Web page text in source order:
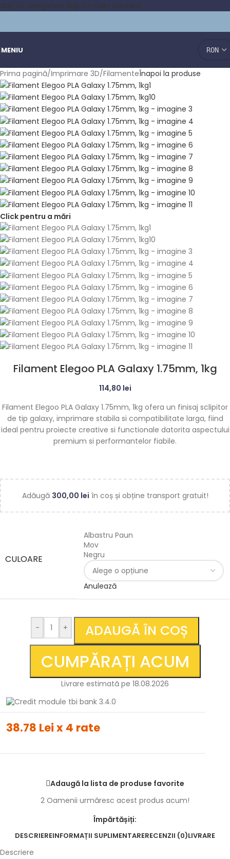
Skip to navigation Skip to main content
MENIU
Prima pagină/Imprimare 3D/FilamenteÎnapoi la produse
Click pentru a mări
Filament Elegoo PLA Galaxy 1.75mm, 1kg
114,80 lei
Filament Elegoo PLA Galaxy 1.75mm, 1kg ofera un finisaj sclipitor
de tip galaxy, imprimare stabila si compatibilitate larga, fiind
ideal pentru proiecte creative si functionale datorita aspectului
premium si performantelor fiabile.
Adăugă 300,00 lei în coș și obține transport gratuit!
CULOARE
Albastru Paun
Mov
Negru
Anulează
- + ADAUGĂ ÎN COȘ
CUMPĂRAȚI ACUM
Livrare estimată pe 18.08.2026
38.78 Lei x 4 rate
Adaugă la lista de produse favorite
2 Oamenii urmăresc acest produs acum!
Împărtășiți:
DESCRIEREINFORMAȚII SUPLIMENTARERECENZII (0)LIVRARE
Descriere